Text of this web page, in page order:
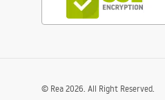
© Rea 2026. All Right Reserved.